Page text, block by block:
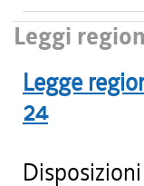
Leggi
Legge
24